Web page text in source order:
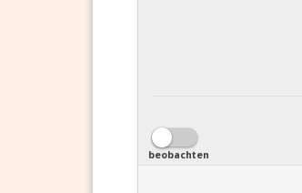
beobachten